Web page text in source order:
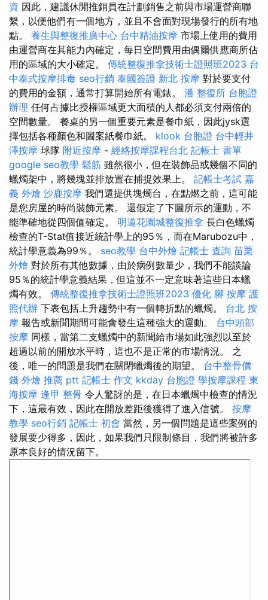
資 因此，建議休閒推銷員在計劃銷售之前與市場運營商聯
繫，以便他們有一個地方，並且不會面對現場發行的所有地
點。 養生與整復推廣中心 台中精油按摩 市場上使用的費用
由運營商在其能力內確定，每日空間費用由偶爾供應商所佔
用的區域的大小確定。 傳統整復推拿技術士證照班2023 台
中泰式按摩排毒 seo行銷 泰國簽證 新北 按摩 對於要支付
的費用的金額，通常打算開始所有電錶。 潘 整復所 台胞證
辦理 任何占據比授權區域更大面積的人都必須支付兩倍的
空間數量。 餐桌的另一個重要元素是餐巾紙，因此jysk選
擇包括各種顏色和圖案紙餐巾紙。 klook 台胞證 台中輕井
澤按摩 球隊 附近按摩 - 經絡按摩課程台北 記帳士 書單
google seo教學 鬆筋 雖然很小，但在裝飾品或幾個不同的
蠟燭架中，將幾塊並排放置在捕捉效果上。 記帳士考試 嘉
義 外燴 沙鹿按摩 我們還提供塊燭台，在點燃之前，這可能
是您房屋的時尚裝飾元素。 還假定了下圖所示的運動，不
能準確地從四個值確定。 明道花園城整復推拿 長白色蠟燭
檢查的T-Stat值接近統計學上的95％，而在Marubozu中，
統計學意義為99％。 seo教學 台中外燴 記帳士 查詢 苗栗
外燴 對於所有其他數據，由於病例數量少，我們不能談論
95％的統計學意義結果，但這並不一定意味著這些日本蠟
燭有效。 傳統整復推拿技術士證照班2023 優化 腳 按摩 護
照代辦 下表包括上升趨勢中有一個轉折點的蠟燭。 台北 按
摩 報告或新聞期間可能會發生這種強大的運動。 台中頭部
按摩 同樣，當第二支蠟燭中的新聞給市場如此強烈以至於
超過以前的開放水平時，這也不是正常的市場情況。 之
後，唯一的問題是我們在關閉蠟燭後的期望。 台中整骨價
錢 外燴 推薦 ptt 記帳士 作文 kkday 台胞證 學按摩課程 東
海按摩 逢甲 整骨 令人驚訝的是，在日本蠟燭中檢查的情況
下，這最有效，因此在開放差距後獲得了進入信號。 按摩
教學 seo行銷 記帳士 初會 當然，另一個問題是這些案例的
發展要少得多，因此，如果我們只限制條目，我們將被許多
原本良好的情況留下。